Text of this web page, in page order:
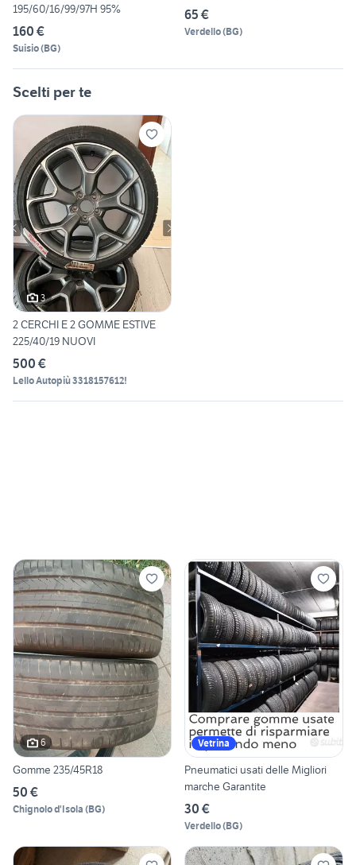
195/60/16/99/97H 95%
160 €
Suisio(BG)
65 €
Verdello(BG)
Scelti per te
3
2 CERCHI E 2 GOMME ESTIVE
225/40/19 NUOVI
500 €
Lello Autopiù 3318157612!
6
Gomme 235/45R18
50 €
Chignolo d'Isola (BG)
Vetrina
Pneumatici usati delle Migliori
marche Garantite
30 €
Verdello(BG)